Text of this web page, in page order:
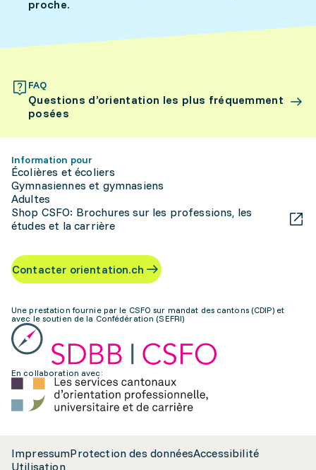
proche.
FAQ
Questions d’orientation les plus fréquemment
posées
Information pour
Écolières et écoliers
Gymnasiennes et gymnasiens
Adultes
Shop CSFO: Brochures sur les professions, les
études et la carrière
Contacter orientation.ch
Une prestation fournie par le CSFO sur mandat des cantons (CDIP) et
avec le soutien de la Confédération (SEFRI)
En collaboration avec:
ImpressumProtection des donnéesAccessibilité
Utilisation